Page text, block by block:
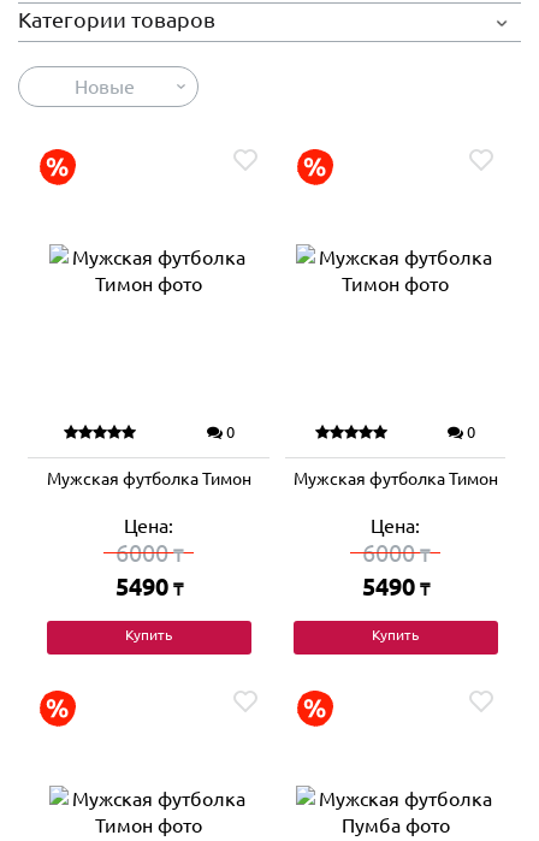
Категории товаров
Новые
0
Мужская футболка Тимон
Цена:
6000₸
5490 ₸
Купить
0
Мужская футболка Тимон
Цена:
6000₸
5490 ₸
Купить